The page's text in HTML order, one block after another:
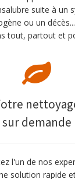
suite à un
ou un
tout, partout et
sur demande
l'un de nos
solution rapide